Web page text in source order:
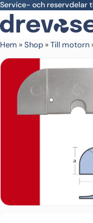
Skip to main
Service- och reservdelar
Hem »Shop »Till motorn